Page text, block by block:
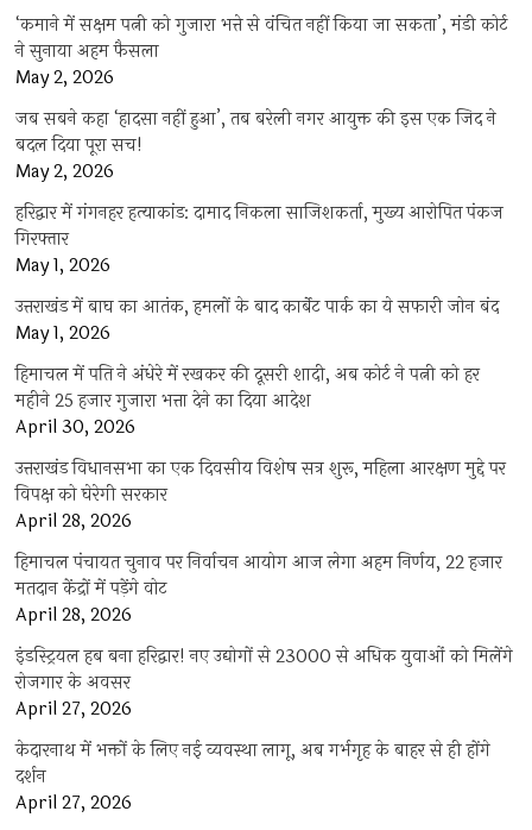
‘कमाने में सक्षम पत्नी को गुजारा भत्ते से वंचित नहीं किया जा सकता’, मंडी कोर्ट
ने सुनाया अहम फैसला
May 2, 2026
जब सबने कहा ‘हादसा नहीं हुआ’, तब बरेली नगर आयुक्त की इस एक जिद ने
बदल दिया पूरा सच!
May 2, 2026
हरिद्वार में गंगनहर हत्याकांड: दामाद निकला साजिशकर्ता, मुख्य आरोपित पंकज
गिरफ्तार
May 1, 2026
उत्तराखंड में बाघ का आतंक, हमलों के बाद कार्बेट पार्क का ये सफारी जोन बंद
May 1, 2026
हिमाचल में पति ने अंधेरे में रखकर की दूसरी शादी, अब कोर्ट ने पत्नी को हर
महीने 25 हजार गुजारा भत्ता देने का दिया आदेश
April 30, 2026
उत्तराखंड विधानसभा का एक दिवसीय विशेष सत्र शुरू, महिला आरक्षण मुद्दे पर
विपक्ष को घेरेगी सरकार
April 28, 2026
हिमाचल पंचायत चुनाव पर निर्वाचन आयोग आज लेगा अहम निर्णय, 22 हजार
मतदान केंद्रों में पड़ेंगे वोट
April 28, 2026
इंडस्ट्रियल हब बना हरिद्वार! नए उद्योगों से 23000 से अधिक युवाओं को मिलेंगे
रोजगार के अवसर
April 27, 2026
केदारनाथ में भक्तों के लिए नई व्यवस्था लागू, अब गर्भगृह के बाहर से ही होंगे
दर्शन
April 27, 2026